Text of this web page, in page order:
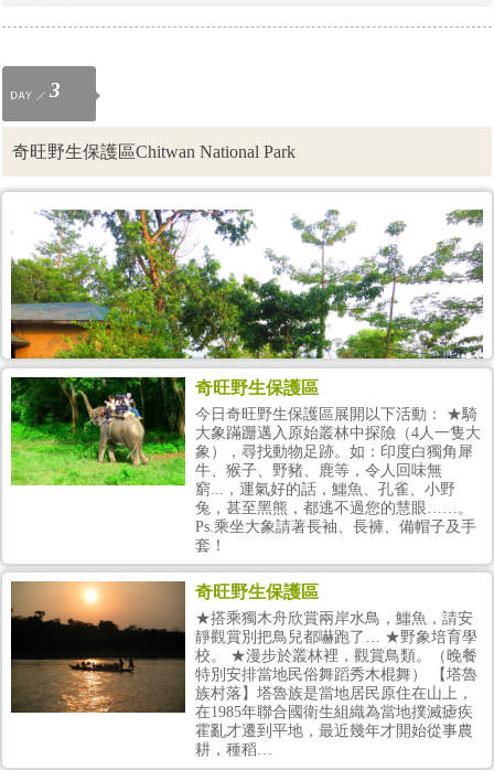
3
奇旺野生保護區Chitwan National Park
奇旺野生保護區
奇旺野生保護區
今日奇旺野生保護區展開以下活動： ★騎
大象蹣跚邁入原始叢林中探險（4人一隻大
象），尋找動物足跡。如：印度白獨角犀
牛、猴子、野豬、鹿等，令人回味無
窮...，運氣好的話，鱷魚、孔雀、小野
兔，甚至黑熊，都逃不過您的慧眼……。
Ps.乘坐大象請著長袖、長褲、備帽子及手
套！
奇旺野生保護區
★搭乘獨木舟欣賞兩岸水鳥，鱷魚，請安
靜觀賞別把鳥兒都嚇跑了… ★野象培育學
校。 ★漫步於叢林裡，觀賞鳥類。（晚餐
特別安排當地民俗舞蹈秀木棍舞） 【塔魯
族村落】塔魯族是當地居民原住在山上，
在1985年聯合國衛生組織為當地撲滅瘧疾
霍亂才遷到平地，最近幾年才開始從事農
耕，種稻…